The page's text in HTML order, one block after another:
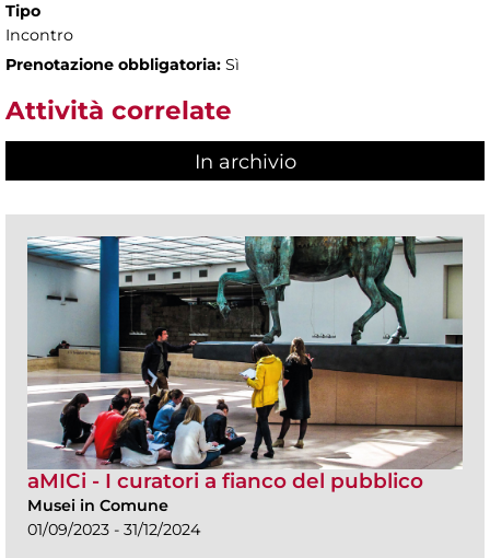
Tipo
Incontro
Prenotazione obbligatoria: Sì
Attività correlate
In archivio
aMICi - I curatori a fianco del pubblico
Musei in Comune
01/09/2023 - 31/12/2024